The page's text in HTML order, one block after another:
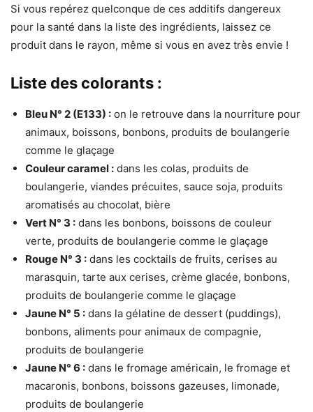
Si vous repérez quelconque de ces additifs dangereux
pour la santé dans la liste des ingrédients, laissez ce
produit dans le rayon, même si vous en avez très envie !
Liste des colorants :
Bleu N° 2 (E133) : on le retrouve dans la nourriture pour
animaux, boissons, bonbons, produits de boulangerie
comme le glaçage
Couleur caramel : dans les colas, produits de
boulangerie, viandes précuites, sauce soja, produits
aromatisés au chocolat, bière
Vert N° 3 : dans les bonbons, boissons de couleur
verte, produits de boulangerie comme le glaçage
Rouge N° 3 : dans les cocktails de fruits, cerises au
marasquin, tarte aux cerises, crème glacée, bonbons,
produits de boulangerie comme le glaçage
Jaune N° 5 : dans la gélatine de dessert (puddings),
bonbons, aliments pour animaux de compagnie,
produits de boulangerie
Jaune N° 6 : dans le fromage américain, le fromage et
macaronis, bonbons, boissons gazeuses, limonade,
produits de boulangerie